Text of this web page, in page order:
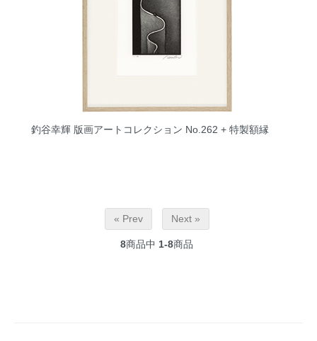
釣谷幸輝 版画アートコレクション No.262 + 特製額縁
« Prev Next »
8商品中 1-8商品